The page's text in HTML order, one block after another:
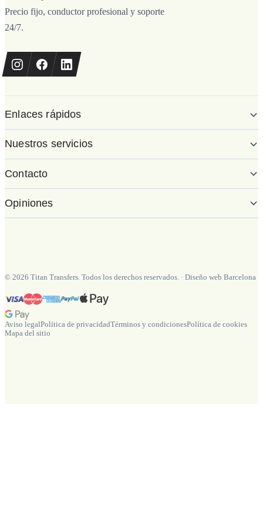
Precio fijo, conductor profesional y soporte
24/7.
Enlaces rápidos
Nuestros servicios
Contacto
Opiniones
© 2026 Titan Transfers. Todos los derechos reservados. · Diseño web Barcelona
Aviso legalPolítica de privacidadTérminos y condicionesPolítica de cookies
Mapa del sitio